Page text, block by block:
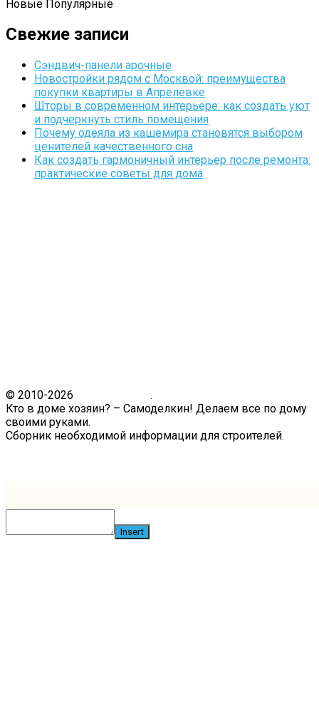
Новые Популярные
Свежие записи
Сэндвич-панели арочные
Новостройки рядом с Москвой: преимущества
покупки квартиры в Апрелевке
Шторы в современном интерьере: как создать уют
и подчеркнуть стиль помещения
Почему одеяла из кашемира становятся выбором
ценителей качественного сна
Как создать гармоничный интерьер после ремонта:
практические советы для дома
© 2010-2026
.
Кто в доме хозяин? – Самоделкин! Делаем все по дому
своими руками.
Сборник необходимой информации для строителей.
Insert